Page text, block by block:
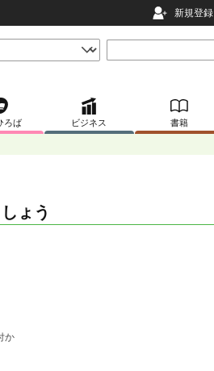
新規登録
ろば ビジネス 書籍
ょう
か